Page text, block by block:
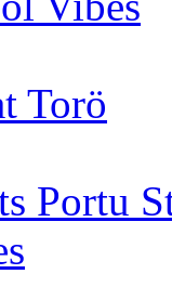
Torö
Portu